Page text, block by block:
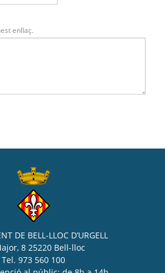
enllaç.
DE BELL-LLOC D’URGELL
8 25220 Bell-lloc
Tel. 973 560 100